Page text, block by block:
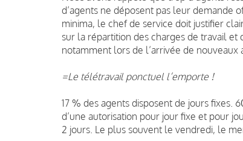
d’agents ne déposent pas leur demande
minima, le chef de service doit justifier
sur la répartition des charges de travail
notamment lors de l’arrivée de nouveaux
=Le télétravail ponctuel l’emporte !
17 % des agents disposent de jours fixes.
d’une autorisation pour jour fixe et pour
2 jours. Le plus souvent le vendredi, le